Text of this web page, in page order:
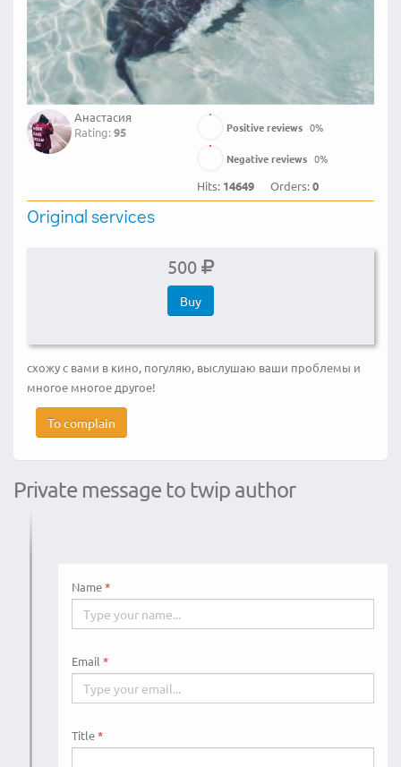
Анастасия
Rating:95 Positive reviews 0%
Negative reviews 0%
Hits: 14649 Orders:0
Original services
500
Buy
схожу с вами в кино, погуляю, выслушаю ваши проблемы и
многое многое другое!
To complain
Private message to twip author
Name
Email
Title